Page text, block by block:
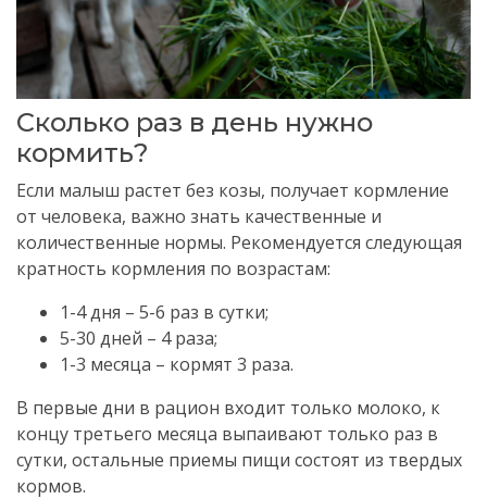
Сколько раз в день нужно
кормить?
Если малыш растет без козы, получает кормление
от человека, важно знать качественные и
количественные нормы. Рекомендуется следующая
кратность кормления по возрастам:
1-4 дня – 5-6 раз в сутки;
5-30 дней – 4 раза;
1-3 месяца – кормят 3 раза.
В первые дни в рацион входит только молоко, к
концу третьего месяца выпаивают только раз в
сутки, остальные приемы пищи состоят из твердых
кормов.